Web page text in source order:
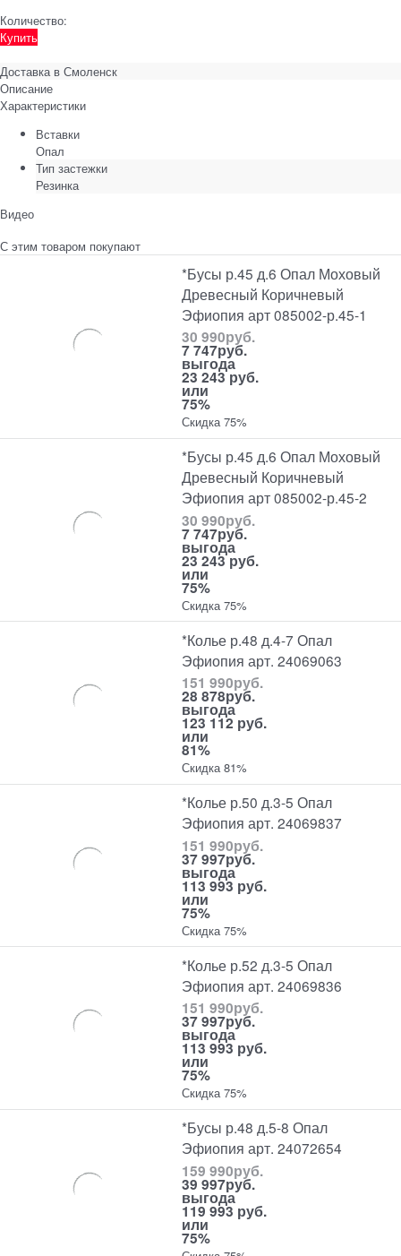
Количество:
Купить
Доставка в Смоленск
Описание
Характеристики
Вставки
Опал
Тип застежки
Резинка
Видео
С этим товаром покупают
*Бусы р.45 д.6 Опал Моховый
Древесный Коричневый
Эфиопия арт 085002-р.45-1
30 990руб.
7 747руб.
выгода
23 243 руб.
или
75%
Скидка 75%
*Бусы р.45 д.6 Опал Моховый
Древесный Коричневый
Эфиопия арт 085002-р.45-2
30 990руб.
7 747руб.
выгода
23 243 руб.
или
75%
Скидка 75%
*Колье р.48 д.4-7 Опал
Эфиопия арт. 24069063
151 990руб.
28 878руб.
выгода
123 112 руб.
или
81%
Скидка 81%
*Колье р.50 д.3-5 Опал
Эфиопия арт. 24069837
151 990руб.
37 997руб.
выгода
113 993 руб.
или
75%
Скидка 75%
*Колье р.52 д.3-5 Опал
Эфиопия арт. 24069836
151 990руб.
37 997руб.
выгода
113 993 руб.
или
75%
Скидка 75%
*Бусы р.48 д.5-8 Опал
Эфиопия арт. 24072654
159 990руб.
39 997руб.
выгода
119 993 руб.
или
75%